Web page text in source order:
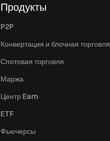
Продукты
P2P
Конвертация и блочная торговля
Спотовая торговля
Маржа
Центр Earn
ETF
Фьючерсы